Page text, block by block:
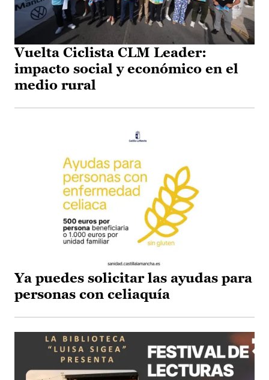
Vuelta Ciclista CLM Leader:
impacto social y económico en el
medio rural
Ya puedes solicitar las ayudas para
personas con celiaquía